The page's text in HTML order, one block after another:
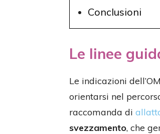
Conclusioni
Le linee
Le indicazioni
orientarsi nel
raccomanda di
svezzamento, che